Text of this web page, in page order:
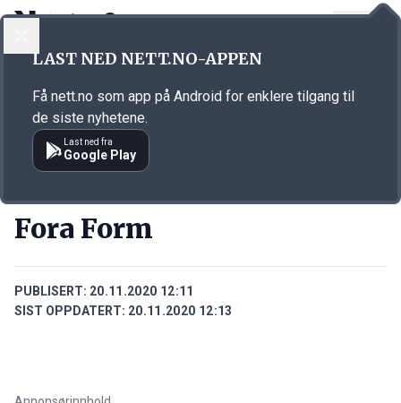
Annonsørinnhold
Fora Form
PUBLISERT: 20.11.2020 12:11
SIST OPPDATERT: 20.11.2020 12:13
LAST NED NETT.NO-APPEN
Få nett.no som app på Android for enklere tilgang til
de siste nyhetene.
Last ned fra
Google Play